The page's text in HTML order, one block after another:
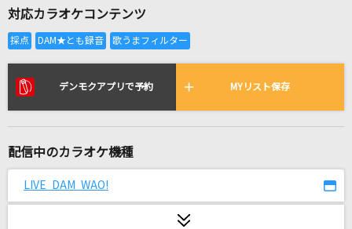
全国りれき
リアルタイムで歌われている曲の一覧
ダーリン
対応カラオケコンテンツ
デンモクアプリで予約 MYリスト保存
配信中のカラオケ機種
LIVE DAM WAO!